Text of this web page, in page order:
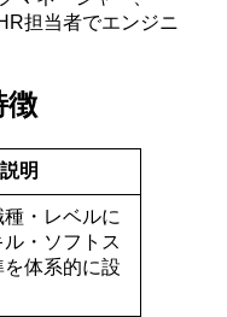
担当者でエンジニ
徴
明
・レベルに
・ソフトス
体系的に設